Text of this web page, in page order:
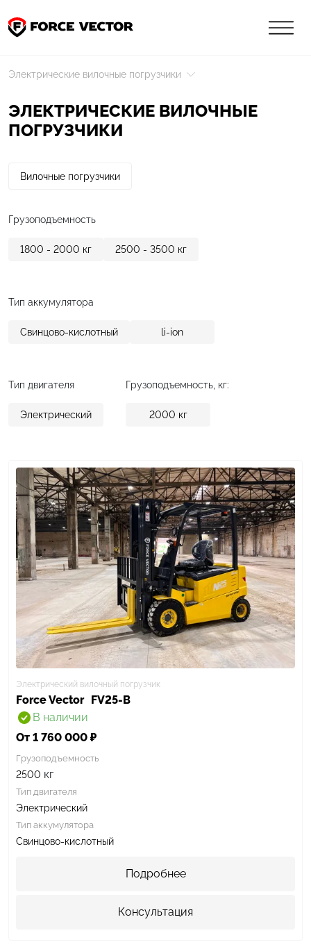
Электрические вилочные погрузчики
ЭЛЕКТРИЧЕСКИЕ ВИЛОЧНЫЕ
ПОГРУЗЧИКИ
Вилочные погрузчики
Грузоподъемность
1800 - 2000 кг 2500 - 3500 кг
Тип аккумулятора
Свинцово-кислотный li-ion
Тип двигателя
Электрический
Грузоподъемность, кг:
2000 кг
Электрический вилочный погрузчик
Force Vector
FV25-B
В наличии
От 1 760 000 ₽
Грузоподъемность
2500 кг
Тип двигателя
Электрический
Тип аккумулятора
Свинцово-кислотный
Подробнее
Консультация